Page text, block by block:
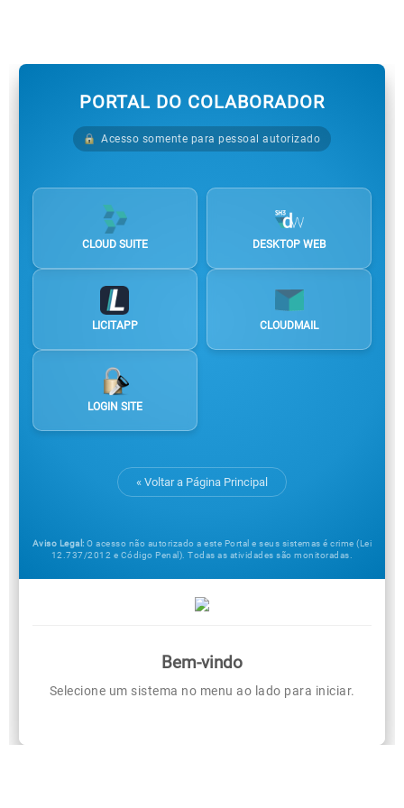
PORTAL DO COLABORADOR
Acesso somente para pessoal autorizado
CLOUD SUITE DESKTOP WEB
LICITAPP CLOUDMAIL
LOGIN SITE
« Voltar a Página Principal
Aviso Legal: O acesso não autorizado a este Portal e seus sistemas é crime (Lei
12.737/2012 e Código Penal). Todas as atividades são monitoradas.
Bem-vindo
Selecione um sistema no menu ao lado para iniciar.